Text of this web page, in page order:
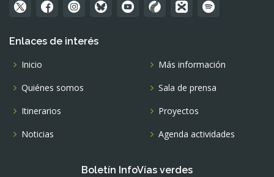
Enlaces de interés
Inicio
Quiénes somos
Itinerarios
Noticias
Más información
Sala de prensa
Proyectos
Agenda actividades
Boletín InfoVías verdes